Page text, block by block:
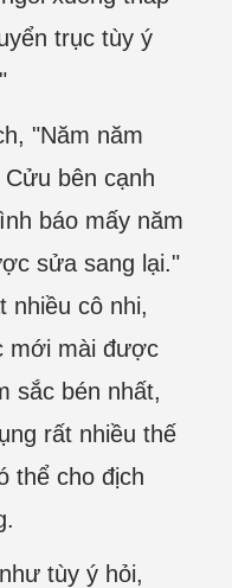
trục tùy ý
"Năm năm
bên cạnh
báo mấy năm
sửa sang lại."
nhiều cô nhi,
mới mài được
sắc bén nhất,
rất nhiều thế
thể cho địch
tùy ý hỏi,